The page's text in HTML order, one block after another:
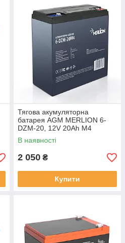
Тягова акумуляторна
батарея AGM MERLION 6-
DZM-20, 12V 20Ah M4
(181х77х167 мм) Q3
В наявності
2 050 ₴
Купити